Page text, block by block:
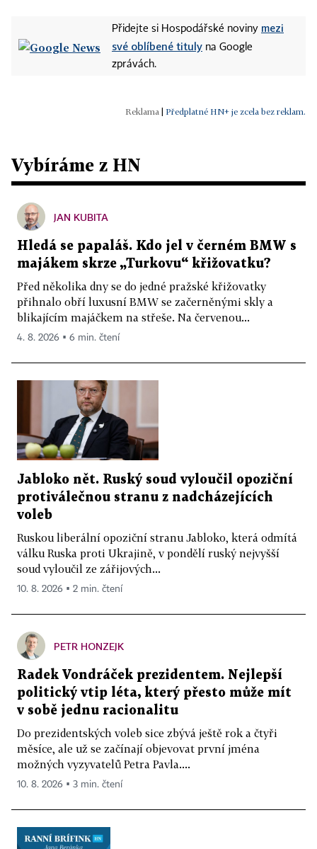
Přidejte si Hospodářské noviny mezi
své oblíbené tituly na Google
zprávách.
Předplatné HN+ je zcela bez reklam.
Vybíráme z HN
JAN KUBITA
Hledá se papaláš. Kdo jel v černém BMW s
majákem skrze „Turkovu“ křižovatku?
Před několika dny se do jedné pražské křižovatky
přihnalo obří luxusní BMW se začerněnými skly a
blikajícím majáčkem na střeše. Na červenou...
4. 8. 2026 ▪ 6 min. čtení
Jabloko nět. Ruský soud vyloučil opoziční
protiválečnou stranu z nadcházejících
voleb
Ruskou liberální opoziční stranu Jabloko, která odmítá
válku Ruska proti Ukrajině, v pondělí ruský nejvyšší
soud vyloučil ze zářijových...
10. 8. 2026 ▪ 2 min. čtení
PETR HONZEJK
Radek Vondráček prezidentem. Nejlepší
politický vtip léta, který přesto může mít
v sobě jednu racionalitu
Do prezidentských voleb sice zbývá ještě rok a čtyři
měsíce, ale už se začínají objevovat první jména
možných vyzyvatelů Petra Pavla....
10. 8. 2026 ▪ 3 min. čtení